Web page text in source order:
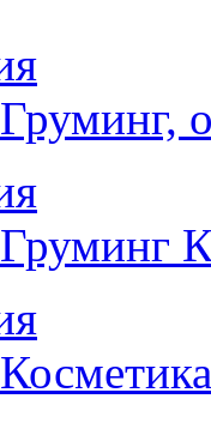
Груминг,
Груминг